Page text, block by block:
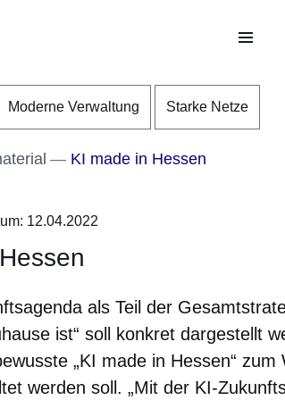
Kopf der Seite
Fuß der Seite
Moderne Verwaltung Starke Netze
KI made in Hessen
12.04.2022
als Teil der
ist“ soll konkret dargestellt
„KI made in Hessen“
werden soll. „Mit der KI-